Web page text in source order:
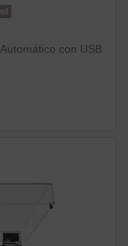
con USB